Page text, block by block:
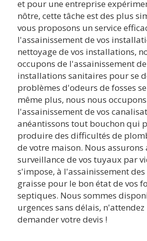
et pour une entreprise
nôtre, cette tâche est des plus
vous proposons un service
l'assainissement de vos
nettoyage de vos installations,
occupons de l'assainissement
installations sanitaires pour se
problèmes d'odeurs de fosses
même plus, nous nous
l'assainissement de vos
anéantissons tout bouchon qui
produire des difficultés de
de votre maison. Nous assurons
surveillance de vos tuyaux par
s'impose, à l'assainissement des
graisse pour le bon état de vos
septiques. Nous sommes
urgences sans délais,
demander votre devis !